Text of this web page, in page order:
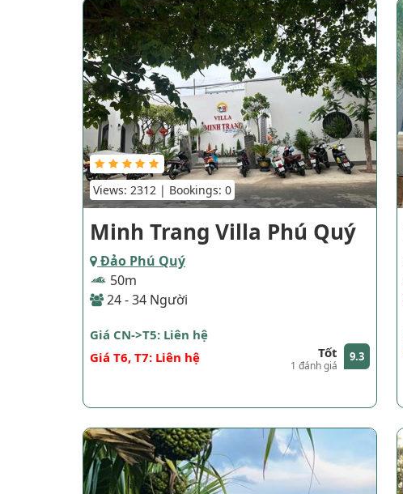
Views: 2312 | Bookings: 0
Minh Trang Villa Phú Quý
Đảo Phú Quý
50m
24 - 34 Người
Giá CN->T5: Liên hệ
Giá T6, T7: Liên hệ
Tốt
1 đánh giá
9.3